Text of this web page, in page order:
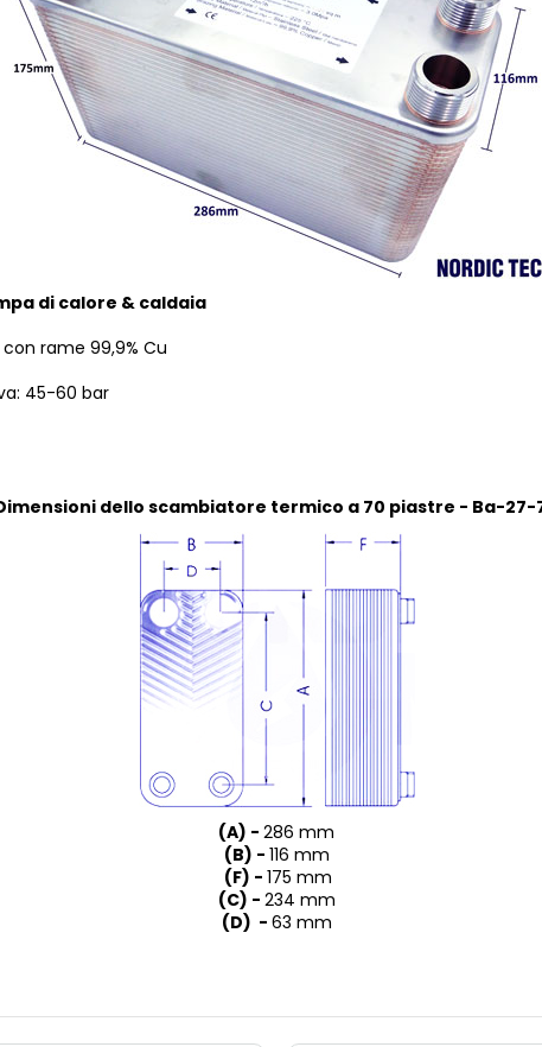
di calore & caldaia
rame 99,9% Cu
45-60 bar
dello scambiatore termico a 70 piastre - Ba-27-
(A) - 286 mm
(B) - 116 mm
(F) - 175 mm
(C) - 234 mm
(D) - 63 mm